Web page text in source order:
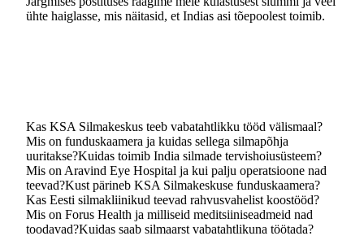
ühte haiglasse, mis näitasid, et Indias asi tõepoolest toimib.
Kas KSA Silmakeskus teeb vabatahtlikku tööd välismaal?
Mis on funduskaamera ja kuidas sellega silmapõhja
uuritakse?Kuidas toimib India silmade tervishoiusüsteem?
Mis on Aravind Eye Hospital ja kui palju operatsioone nad
teevad?Kust pärineb KSA Silmakeskuse funduskaamera?
Kas Eesti silmakliinikud teevad rahvusvahelist koostööd?
Mis on Forus Health ja milliseid meditsiiniseadmeid nad
toodavad?Kuidas saab silmaarst vabatahtlikuna töötada?